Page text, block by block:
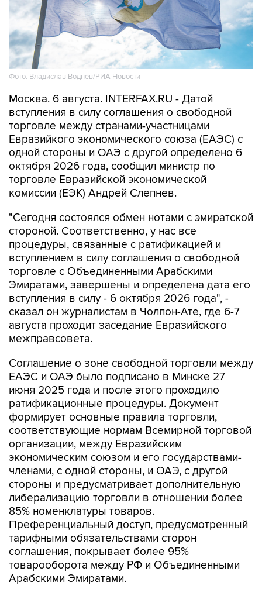
Фото: Владислав Воднев/РИА Новости
Москва. 6 августа. INTERFAX.RU - Датой
вступления в силу соглашения о свободной
торговле между странами-участницами
Евразийкого экономического союза (ЕАЭС) с
одной стороны и ОАЭ с другой определено 6
октября 2026 года, сообщил министр по
торговле Евразийской экономической
комиссии (ЕЭК) Андрей Слепнев.
"Сегодня состоялся обмен нотами с эмиратской
стороной. Соответственно, у нас все
процедуры, связанные с ратификацией и
вступлением в силу соглашения о свободной
торговле с Объединенными Арабскими
Эмиратами, завершены и определена дата его
вступления в силу - 6 октября 2026 года", -
сказал он журналистам в Чолпон-Ате, где 6-7
августа проходит заседание Евразийского
межправсовета.
Соглашение о зоне свободной торговли между
ЕАЭС и ОАЭ было подписано в Минске 27
июня 2025 года и после этого проходило
ратификационные процедуры. Документ
формирует основные правила торговли,
соответствующие нормам Всемирной торговой
организации, между Евразийским
экономическим союзом и его государствами-
членами, с одной стороны, и ОАЭ, с другой
стороны и предусматривает дополнительную
либерализацию торговли в отношении более
85% номенклатуры товаров.
Преференциальный доступ, предусмотренный
тарифными обязательствами сторон
соглашения, покрывает более 95%
товарооборота между РФ и Объединенными
Арабскими Эмиратами.